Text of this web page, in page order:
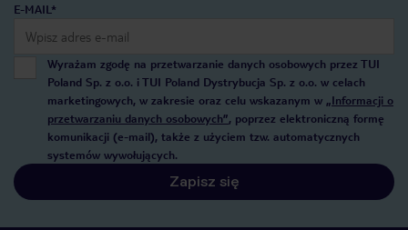
E-MAIL*
Wyrażam zgodę na przetwarzanie danych osobowych przez TUI
Poland Sp. z o.o. i TUI Poland Dystrybucja Sp. z o.o. w celach
marketingowych, w zakresie oraz celu wskazanym w „Informacji o
przetwarzaniu danych osobowych”, poprzez elektroniczną formę
komunikacji (e-mail), także z użyciem tzw. automatycznych
systemów wywołujących.
Zapisz się